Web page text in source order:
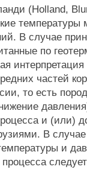
(Holland,
В случае
по
интерпретация
частей
то есть
и (или)
В
и